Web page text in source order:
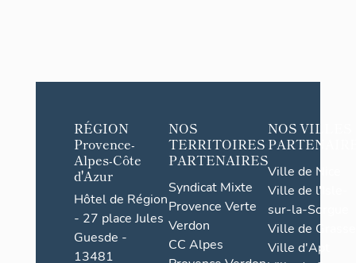
RÉGION
Provence-
Alpes-Côte
d'Azur
Hôtel de Région
- 27 place Jules
Guesde -
13481
NOS
TERRITOIRES
PARTENAIRES
Syndicat Mixte
Provence Verte
Verdon
CC Alpes
NOS VILLES
Ville de Nice
Ville de l'Isle-
sur-la-Sorgue
Ville de Grasse
Ville d'Apt